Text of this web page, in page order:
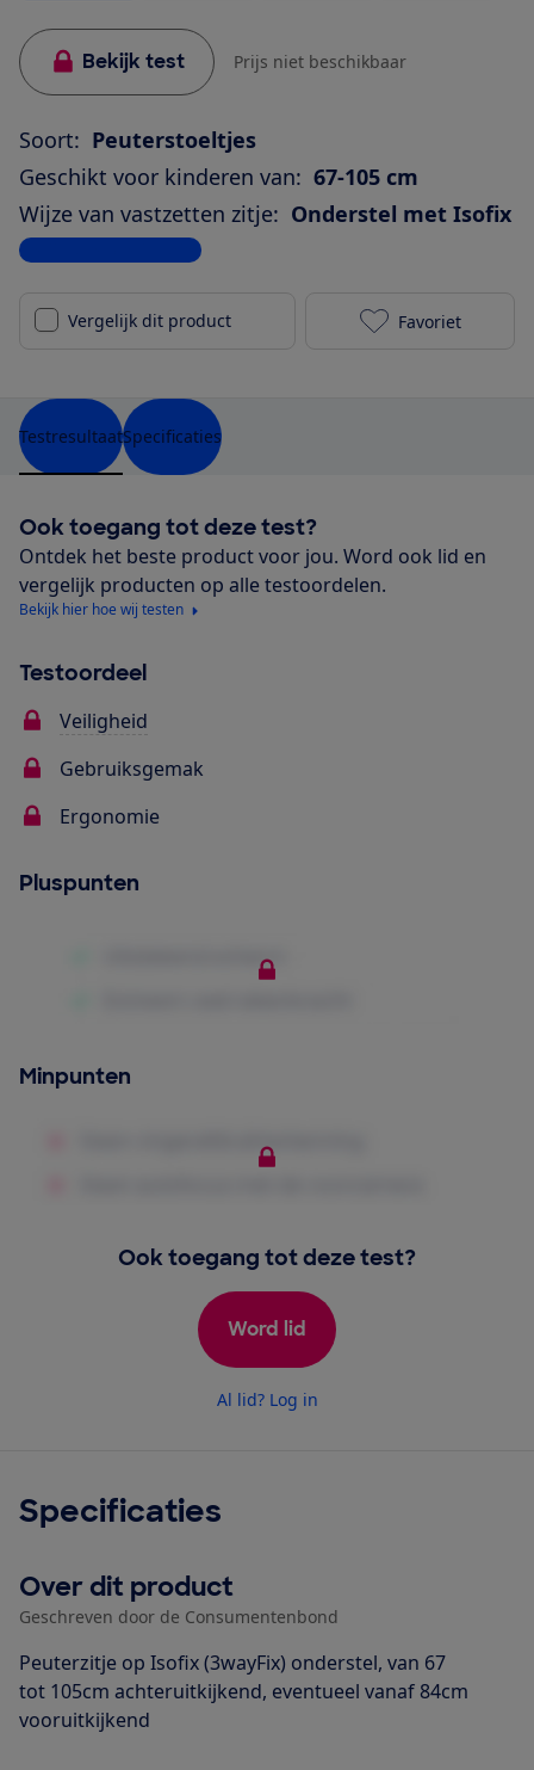
Bekijk test Prijs niet beschikbaar
Soort: Peuterstoeltjes
Geschikt voor kinderen van: 67-105 cm
Wijze van vastzetten zitje: Onderstel met Isofix
Bekijk alle specificaties
Vergelijk dit product Maxi-Cosi
Favoriet
TestresultaatSpecificaties
Ook toegang tot deze test?
Ontdek het beste product voor jou. Word ook lid en
vergelijk producten op alle testoordelen.
Bekijk hier hoe wij testen
Testoordeel
Veiligheid
Gebruiksgemak
Ergonomie
Pluspunten
Minpunten
Ook toegang tot deze test?
Word lid
Al lid? Log in
Specificaties
Over dit product
Geschreven door de Consumentenbond
Peuterzitje op Isofix (3wayFix) onderstel, van 67
tot 105cm achteruitkijkend, eventueel vanaf 84cm
vooruitkijkend